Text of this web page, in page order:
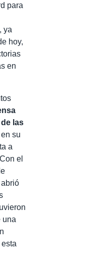
para
ya
hoy,
en
las
en su
a
el
una